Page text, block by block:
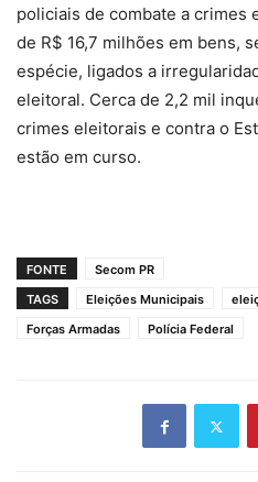
policiais de combate a crimes
de R$ 16,7 milhões em bens,
espécie, ligados a
eleitoral. Cerca de 2,2 mil
crimes eleitorais e contra o
estão em curso.
FONTE
Secom PR
TAGS
Eleições Municipais
Forças Armadas
Polícia Federal